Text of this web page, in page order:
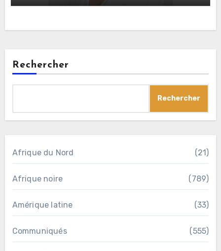
Rechercher
Rechercher
Afrique du Nord (21)
Afrique noire (789)
Amérique latine (33)
Communiqués (555)